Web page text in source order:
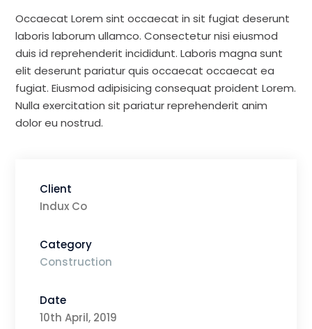
Occaecat Lorem sint occaecat in sit fugiat deserunt
laboris laborum ullamco. Consectetur nisi eiusmod
duis id reprehenderit incididunt. Laboris magna sunt
elit deserunt pariatur quis occaecat occaecat ea
fugiat. Eiusmod adipisicing consequat proident Lorem.
Nulla exercitation sit pariatur reprehenderit anim
dolor eu nostrud.
Client
Indux Co
Category
Construction
Date
10th April, 2019